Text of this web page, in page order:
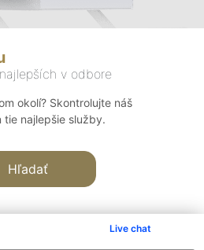
Live chat
v odbore
okolí? Skontrolujte náš
najlepšie služby.
Hľadať